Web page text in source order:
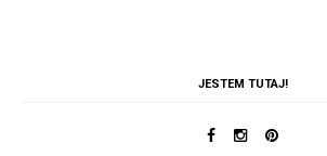
JESTEM TUTAJ!